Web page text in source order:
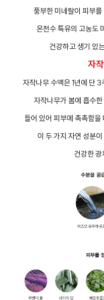
풍부한 미네랄이 피부
온천수 특유의 고농도
건강하고 생기 있
자
자작나무 수액은 1년에 단
자작나무가 봄에 흡수
들어 있어 피부에 촉촉함을
이 두 가지 자연 성분
건강한